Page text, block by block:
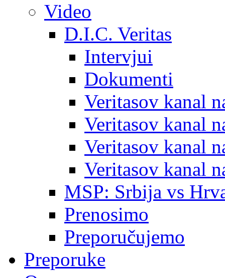
Video
D.I.C. Veritas
Intervjui
Dokumenti
Veritasov kanal
Veritasov kanal
Veritasov kanal
Veritasov kanal
MSP: Srbija vs
Prenosimo
Preporučujemo
Preporuke